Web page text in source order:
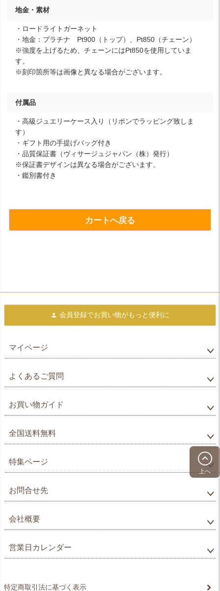
地金・素材
・ロードライトガーネット
・地金：プラチナ Pt900（トップ）、Pt850（チェーン）
※強度を上げるため、チェーンにはPt850を使用していま
す。
※刻印箇所等は画像と異なる場合がございます。
付属品
・高級ジュエリーケース入り（リボンでラッピング致しま
す）
・ギフト用の手提げバッグ付き
・品質保証書（ヴィサージュジャパン（株）発行）
※保証書デザインは異なる場合がございます。
・鑑別書付き
カートへ戻る
上へ
会員登録でお買い物がもっと便利に
マイページ
よくあるご質問
お買い物ガイド
全国送料無料
特集ページ
お問合せ先
会社概要
営業日カレンダー
特定商取引法に基づく表示